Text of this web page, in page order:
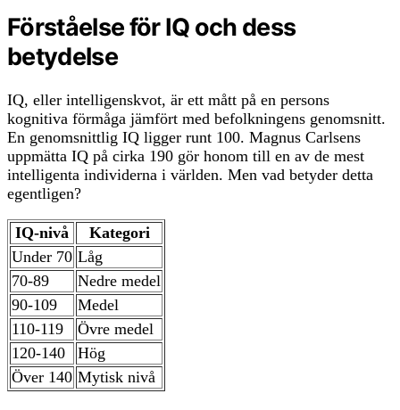
Förståelse för IQ och dess
betydelse
IQ, eller intelligenskvot, är ett mått på en persons
kognitiva förmåga jämfört med befolkningens genomsnitt.
En genomsnittlig IQ ligger runt 100. Magnus Carlsens
uppmätta IQ på cirka 190 gör honom till en av de mest
intelligenta individerna i världen. Men vad betyder detta
egentligen?
IQ-nivå
Kategori
Under 70 Låg
70-89
Nedre medel
90-109
Medel
110-119
Övre medel
120-140
Hög
Över 140 Mytisk nivå